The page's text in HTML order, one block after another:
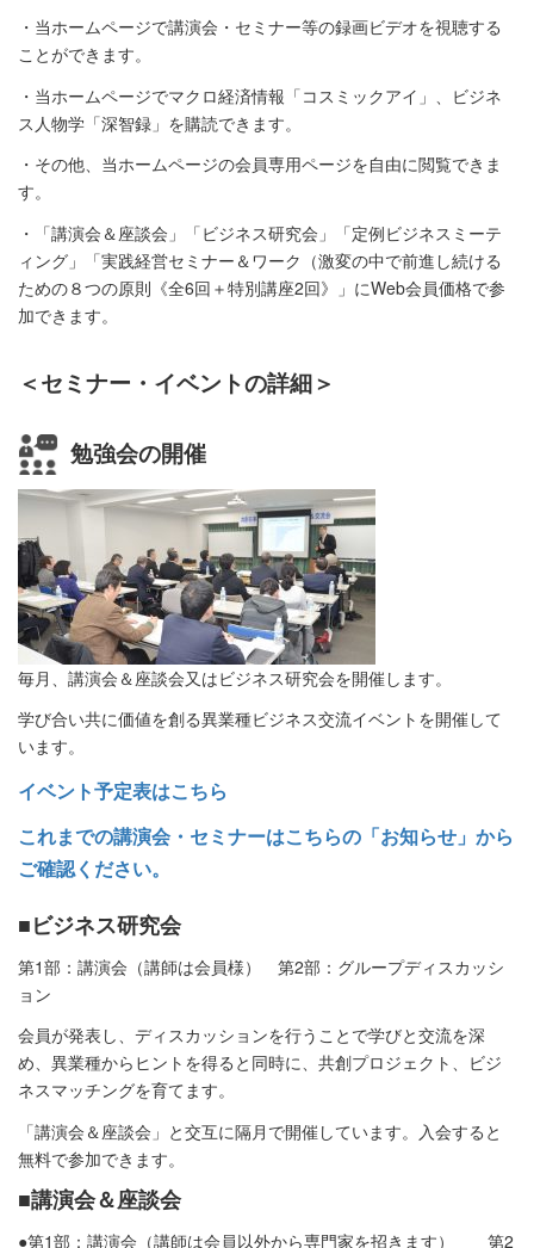
・当ホームページで講演会・セミナー等の録画ビデオを視聴する
ことができます。
・当ホームページでマクロ経済情報「コスミックアイ」、ビジネ
ス人物学「深智録」を購読できます。
・その他、当ホームページの会員専用ページを自由に閲覧できま
す。
・「講演会＆座談会」「ビジネス研究会」「定例ビジネスミーテ
ィング」「実践経営セミナー＆ワーク（激変の中で前進し続ける
ための８つの原則《全6回＋特別講座2回》」にWeb会員価格で参
加できます。
＜セミナー・イベントの詳細＞
勉強会の開催
毎月、講演会＆座談会又はビジネス研究会を開催します。
学び合い共に価値を創る異業種ビジネス交流イベントを開催して
います。
イベント予定表はこちら
これまでの講演会・セミナーはこちらの「お知らせ」から
ご確認ください。
■ビジネス研究会
第1部：講演会（講師は会員様） 第2部：グループディスカッシ
ョン
会員が発表し、ディスカッションを行うことで学びと交流を深
め、異業種からヒントを得ると同時に、共創プロジェクト、ビジ
ネスマッチングを育てます。
「講演会＆座談会」と交互に隔月で開催しています。入会すると
無料で参加できます。
■講演会＆座談会
●第1部：講演会（講師は会員以外から専門家を招きます） 第2